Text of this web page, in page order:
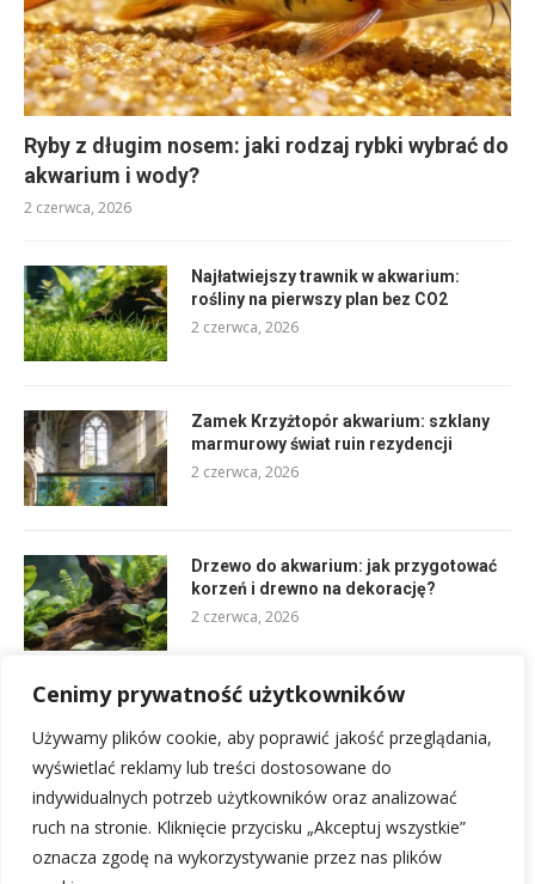
Cenimy prywatność użytkowników
Używamy plików cookie, aby poprawić jakość przeglądania,
wyświetlać reklamy lub treści dostosowane do
indywidualnych potrzeb użytkowników oraz analizować
ruch na stronie. Kliknięcie przycisku „Akceptuj wszystkie”
oznacza zgodę na wykorzystywanie przez nas plików
Ryby z długim nosem: jaki rodzaj rybki wybrać do
akwarium i wody?
2 czerwca, 2026
Najłatwiejszy trawnik w akwarium:
rośliny na pierwszy plan bez CO2
2 czerwca, 2026
Zamek Krzyżtopór akwarium: szklany
marmurowy świat ruin rezydencji
2 czerwca, 2026
Drzewo do akwarium: jak przygotować
korzeń i drewno na dekorację?
2 czerwca, 2026
Pęcherz pławny u ryby: jak regulować
głębokości zanurzenia?
4 czerwca, 2026